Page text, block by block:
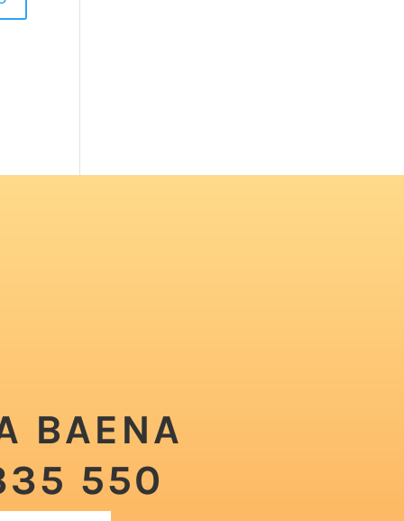
BAENA
550